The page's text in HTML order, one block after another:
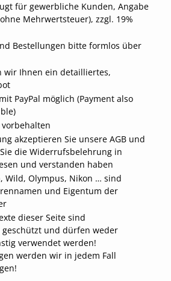
für gewerbliche Kunden, Angabe
Mehrwertsteuer), zzgl. 19%
Bestellungen bitte formlos über
wir Ihnen ein detailliertes,
PayPal möglich (Payment also
akzeptieren Sie unsere AGB und
die Widerrufsbelehrung in
und verstanden haben
Wild, Olympus, Nikon … sind
und Eigentum der
dieser Seite sind
und dürfen weder
verwendet werden!
werden wir in jedem Fall